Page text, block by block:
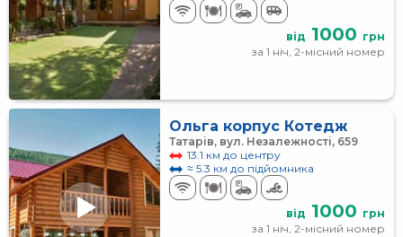
від 1000 грн
за 1 ніч, 2-місний номер
Ольга корпус Котедж
Татарів, вул. Незалежності, 659
13.1 км до центру
≈ 5.3 км до підйомника
від 1000 грн
за 1 ніч, 2-місний номер